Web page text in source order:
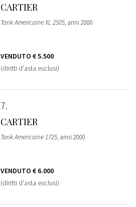
CARTIER
Tank Americaine XL 2505, anni 2000
VENDUTO € 5.500
(diritti d'asta esclusi)
7
CARTIER
Tank Americaine 1725, anni 2000
VENDUTO € 6.000
(diritti d'asta esclusi)